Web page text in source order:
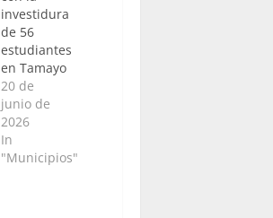
investidura
de 56
estudiantes
en Tamayo
20 de
junio de
2026
In
"Municipios"